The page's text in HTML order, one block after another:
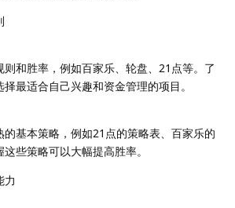
和胜率，例如百家乐、轮盘、21点等。了
最适合自己兴趣和资金管理的项目。
基本策略，例如21点的策略表、百家乐的
些策略可以大幅提高胜率。
力